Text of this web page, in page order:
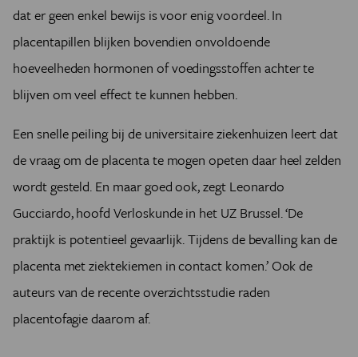
dat er geen enkel bewijs is voor enig voordeel. In
placentapillen blijken bovendien onvoldoende
hoeveelheden hormonen of voedingsstoffen achter te
blijven om veel effect te kunnen hebben.
Een snelle peiling bij de universitaire ziekenhuizen leert dat
de vraag om de placenta te mogen opeten daar heel zelden
wordt gesteld. En maar goed ook, zegt Leonardo
Gucciardo, hoofd Verloskunde in het UZ Brussel. ‘De
praktijk is potentieel gevaarlijk. Tijdens de bevalling kan de
placenta met ziektekiemen in contact komen.’ Ook de
auteurs van de recente overzichtsstudie raden
placentofagie daarom af.